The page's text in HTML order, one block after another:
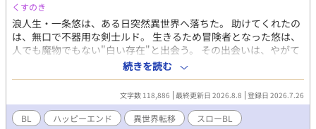
くすのき
浪人生・一条悠は、ある日突然異世界へ落ちた。 助けてくれたの
は、無口で不器用な剣士ルド。 生きるため冒険者となった悠は、
人でも魔物でもない"白い存在"と出会う。 その出会いは、やがて
迷宮に隠された世界の真実と、仲間たちの運命を大きく変えてい
く――。
続きを読む
文字数 118,886 最終更新日 2026.8.8 登録日 2026.7.26
BL ハッピーエンド 異世界転移
スローBL